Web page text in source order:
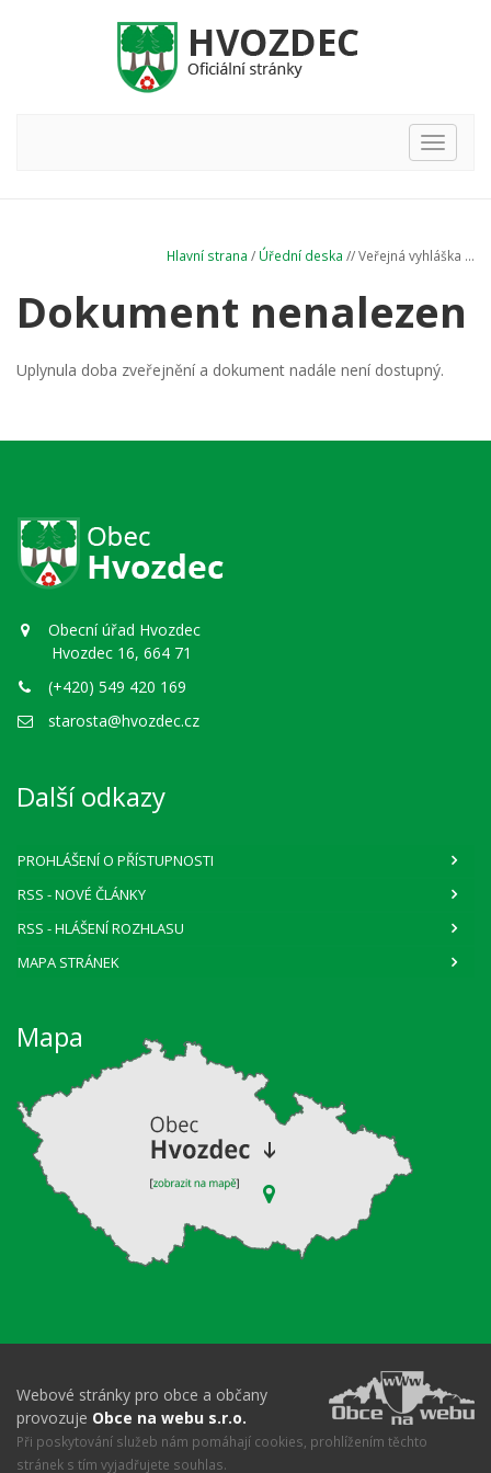
Hlavní
nabídka
Hlavní strana / Úřední deska // Veřejná vyhláška ...
Dokument nenalezen
Uplynula doba zveřejnění a dokument nadále není dostupný.
Obecní úřad Hvozdec
Hvozdec 16, 664 71
(+420) 549 420 169
starosta@hvozdec.cz
Další odkazy
PROHLÁŠENÍ O PŘÍSTUPNOSTI
RSS - NOVÉ ČLÁNKY
RSS - HLÁŠENÍ ROZHLASU
MAPA STRÁNEK
Mapa
Webové stránky pro obce a občany
provozuje Obce na webu s.r.o.
Při poskytování služeb nám pomáhají cookies, prohlížením těchto
stránek s tím vyjadřujete souhlas.